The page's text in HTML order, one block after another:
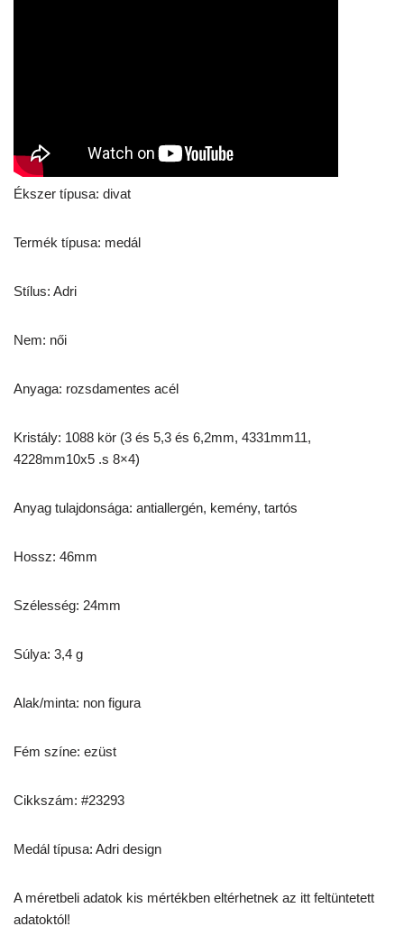
Ékszer típusa: divat
Termék típusa: medál
Stílus: Adri
Nem: női
Anyaga: rozsdamentes acél
Kristály: 1088 kör (3 és 5,3 és 6,2mm, 4331mm11,
4228mm10x5 .s 8×4)
Anyag tulajdonsága: antiallergén, kemény, tartós
Hossz: 46mm
Szélesség: 24mm
Súlya: 3,4 g
Alak/minta: non figura
Fém színe: ezüst
Cikkszám: #23293
Medál típusa: Adri design
A méretbeli adatok kis mértékben eltérhetnek az itt feltüntetett
adatoktól!